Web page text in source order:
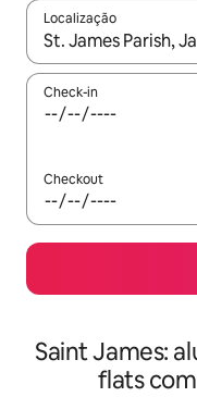
Localização
Quando os
Check-in
Checkout
Saint James:
flats